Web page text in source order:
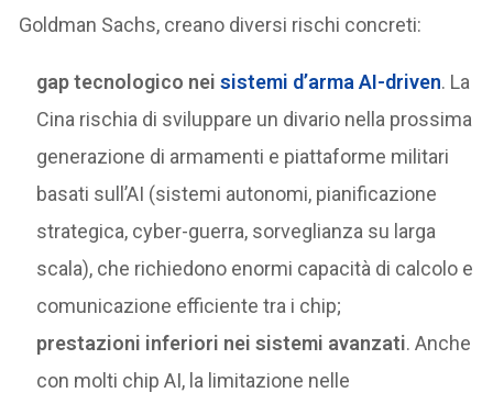
Goldman Sachs, creano diversi rischi concreti:
gap tecnologico neisistemi d’arma AI-driven. La
Cina rischia di sviluppare un divario nella prossima
generazione di armamenti e piattaforme militari
basati sull’AI (sistemi autonomi, pianificazione
strategica, cyber-guerra, sorveglianza su larga
scala), che richiedono enormi capacità di calcolo e
comunicazione efficiente tra i chip;
prestazioni inferiori nei sistemi avanzati. Anche
con molti chip AI, la limitazione nelle